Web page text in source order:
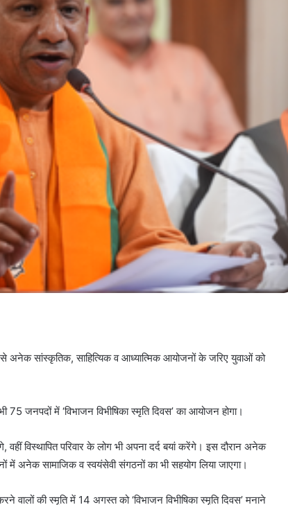
सांस्कृतिक, साहित्यिक व आध्यात्मिक आयोजनों के जरिए युवाओं को
जनपदों में ‘विभाजन विभीषिका स्मृति दिवस’ का आयोजन होगा।
विस्थापित परिवार के लोग भी अपना दर्द बयां करेंगे। इस दौरान अनेक
अनेक सामाजिक व स्वयंसेवी संगठनों का भी सहयोग लिया जाएगा।
वालों की स्मृति में 14 अगस्त को ‘विभाजन विभीषिका स्मृति दिवस’ मनाने